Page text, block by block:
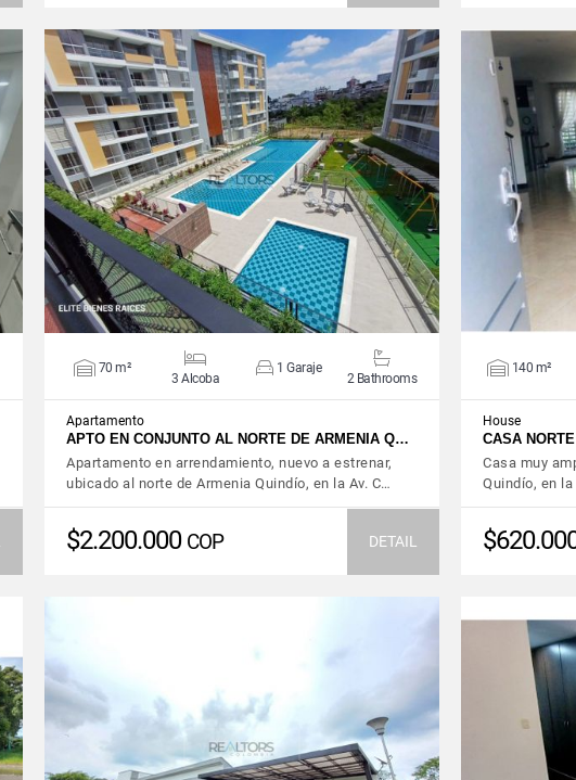
VIEW DETAILS
70 m²
3 Alcoba
1 Garaje
2 Bathrooms
Apartamento
APTO EN CONJUNTO AL NORTE DE ARMENIA Q…
Apartamento en arrendamiento, nuevo a estrenar,
ubicado al norte de Armenia Quindío, en la Av. C…
$2.200.000 COP DETAIL
140 m²
House
CASA
Casa muy
Quindío, en
VIEW DETAILS